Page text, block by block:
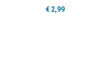
€ 2,99